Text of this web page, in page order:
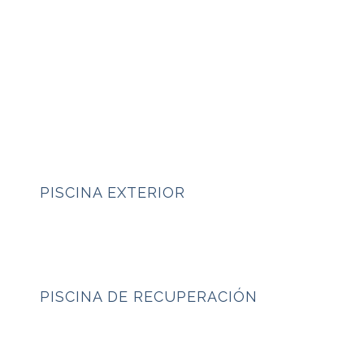
PISCINA EXTERIOR
PISCINA DE RECUPERACIÓN